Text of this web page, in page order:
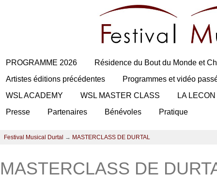
PROGRAMME 2026
Résidence du Bout du Monde et
Artistes éditions précédentes
Programmes et vidéo
WSL ACADEMY
WSL MASTER CLASS
LA
Presse
Partenaires Bénévoles Pratique
Festival Musical Durtal → MASTERCLASS DE DURTAL
MASTERCLASS DE